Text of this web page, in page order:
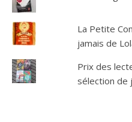
La Petite
jamais de
Prix des
sélection de